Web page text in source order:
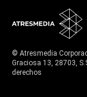
© Atresmedia
Graciosa 13, 28703,
derechos